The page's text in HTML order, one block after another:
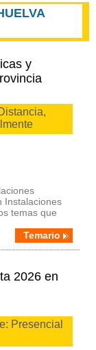
y
Instalaciones
temas que
Temario
2026 en
Presencial